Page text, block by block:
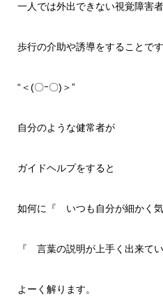
一人では外出できない視覚障害
歩行の介助や誘導をすることです
“＜(〇ｰ〇)＞”
自分のような健常者が
ガイドヘルプをすると
如何に『 いつも自分が細かく
『 言葉の説明が上手く出来て
よーく解ります。